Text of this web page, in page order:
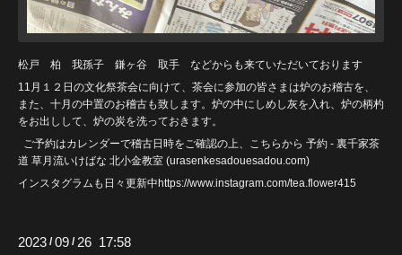
松戸 柏 我孫子 鎌ヶ谷 取手 などからも来ていただいております
11月１２日の文化祭茶会に向けて、茶会に参加の皆さまは炉のお稽古を、
また、十月の中置のお稽古も致します。炉の中にしめし灰を入れ、炉の柄杓
をお出しして、炉の炭を洗っておきます。
ご予約はカレンダーで稽古日時をご確認の上、こちらから 予約 - 裏千家茶
道 草月流いけばな 北小金教室 (urasenkesadouesadou.com)
インスタグラムも日々更新中https://www.instagram.com/tea.flower415
2023 /09 / 26 17:58